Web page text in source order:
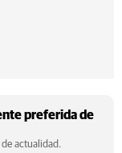
preferida de
actualidad.